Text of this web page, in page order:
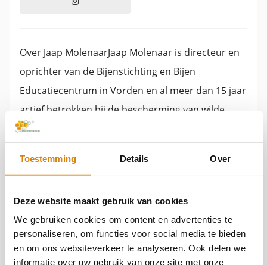
Toestemming Details Over
Deze website maakt gebruik van cookies
We gebruiken cookies om content en advertenties te
personaliseren, om functies voor social media te bieden
en om ons websiteverkeer te analyseren. Ook delen we
informatie over uw gebruik van onze site met onze
Over Jaap MolenaarJaap Molenaar is directeur en
oprichter van de Bijenstichting en Bijen
Educatiecentrum in Vorden en al meer dan 15 jaar
actief betrokken bij de bescherming van wilde
bijen, hommels en biodiversiteit in Nederland.
Vanuit zijn rol binnen de Bijenstichting zet hij zich
dagelijks in voor natuureducatie,
bewustwording rondom bestuivers en hun
leefomgeving.Met een achtergrond in biologie,
plantenbiotechnologie en groenbeheer
combineert Jaap praktische natuurkennis met
Bekijk ook